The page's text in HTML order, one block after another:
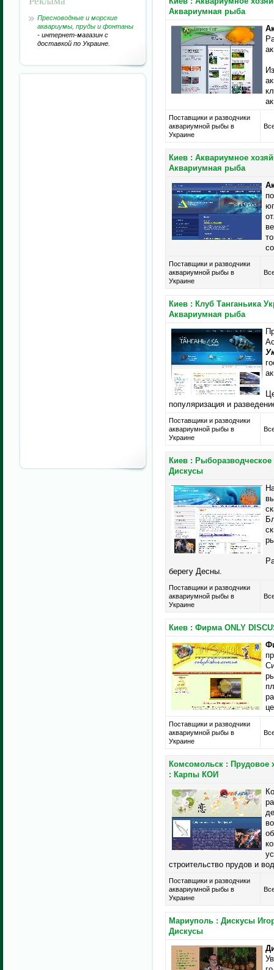
Пресноводные и морские
аквариумы, пруды и фонтаны
- интернет-магазин с
доставкой по Украине.
Аквариумная рыба
Поставщики и разводчики
аквариумной рыбы в
Украине
Киев : Аквариумное
Аквариумная рыба
Поставщики и разводчики
аквариумной рыбы в
Украине
Киев : Клуб Танганьика
Аквариумная рыба
популяризация и
Поставщики и разводчики
аквариумной рыбы в
Украине
Киев : Рыборазводческое
Дискусы
берегу Десны.
Поставщики и разводчики
аквариумной рыбы в
Украине
Киев : Фирма ONLY
Поставщики и разводчики
аквариумной рыбы в
Украине
Комсомольск : Прудовое
: Карпы КОИ
строительство прудов и
Поставщики и разводчики
аквариумной рыбы в
Украине
Мариуполь : Дискусы
Дискусы